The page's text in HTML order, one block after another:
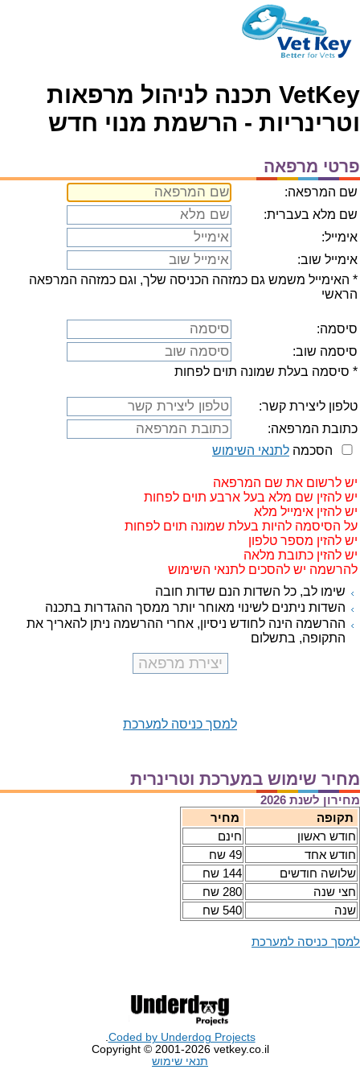
VetKey תכנה לניהול מרפאות
וטרינריות - הרשמת מנוי חדש
פרטי מרפאה
שם המרפאה:
שם מלא בעברית:
אימייל:
אימייל שוב:
* האימייל משמש גם כמזהה הכניסה שלך, וגם כמזהה המרפאה
הראשי
סיסמה:
סיסמה שוב:
* סיסמה בעלת שמונה תוים לפחות
טלפון ליצירת קשר:
כתובת המרפאה:
הסכמה לתנאי השימוש
יש לרשום את שם המרפאה
יש להזין שם מלא בעל ארבע תוים לפחות
יש להזין אימייל מלא
על הסיסמה להיות בעלת שמונה תוים לפחות
יש להזין מספר טלפון
יש להזין כתובת מלאה
להרשמה יש להסכים לתנאי השימוש
שימו לב, כל השדות הנם שדות חובה
השדות ניתנים לשינוי מאוחר יותר ממסך ההגדרות בתכנה
ההרשמה הינה לחודש ניסיון, אחרי ההרשמה ניתן להאריך את
התקופה, בתשלום
למסך כניסה למערכת
מחיר שימוש במערכת וטרינרית
מחירון לשנת 2026
תקופה
מחיר
חודש ראשון
חינם
חודש אחד
49 שח
שלושה חודשים
144 שח
חצי שנה
280 שח
שנה
540 שח
למסך כניסה למערכת
Coded by Underdog Projects
Copyright © 2001-2026 vetkey.co.il
תנאי שימוש